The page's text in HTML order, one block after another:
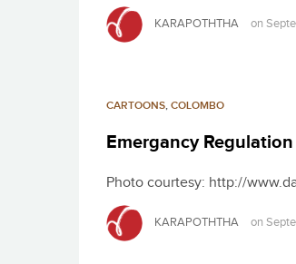
KARAPOTHTHA on
CARTOONS, COLOMBO
Emergancy Regulation
Photo courtesy: http://
KARAPOTHTHA on